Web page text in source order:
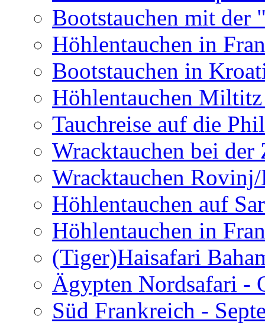
Bootstauchen mit
Höhlentauchen in
Bootstauchen in
Höhlentauchen
Tauchreise auf die
Wracktauchen bei der
Wracktauchen
Höhlentauchen auf
Höhlentauchen in
(Tiger)Haisafari
Ägypten Nordsafari -
Süd Frankreich -